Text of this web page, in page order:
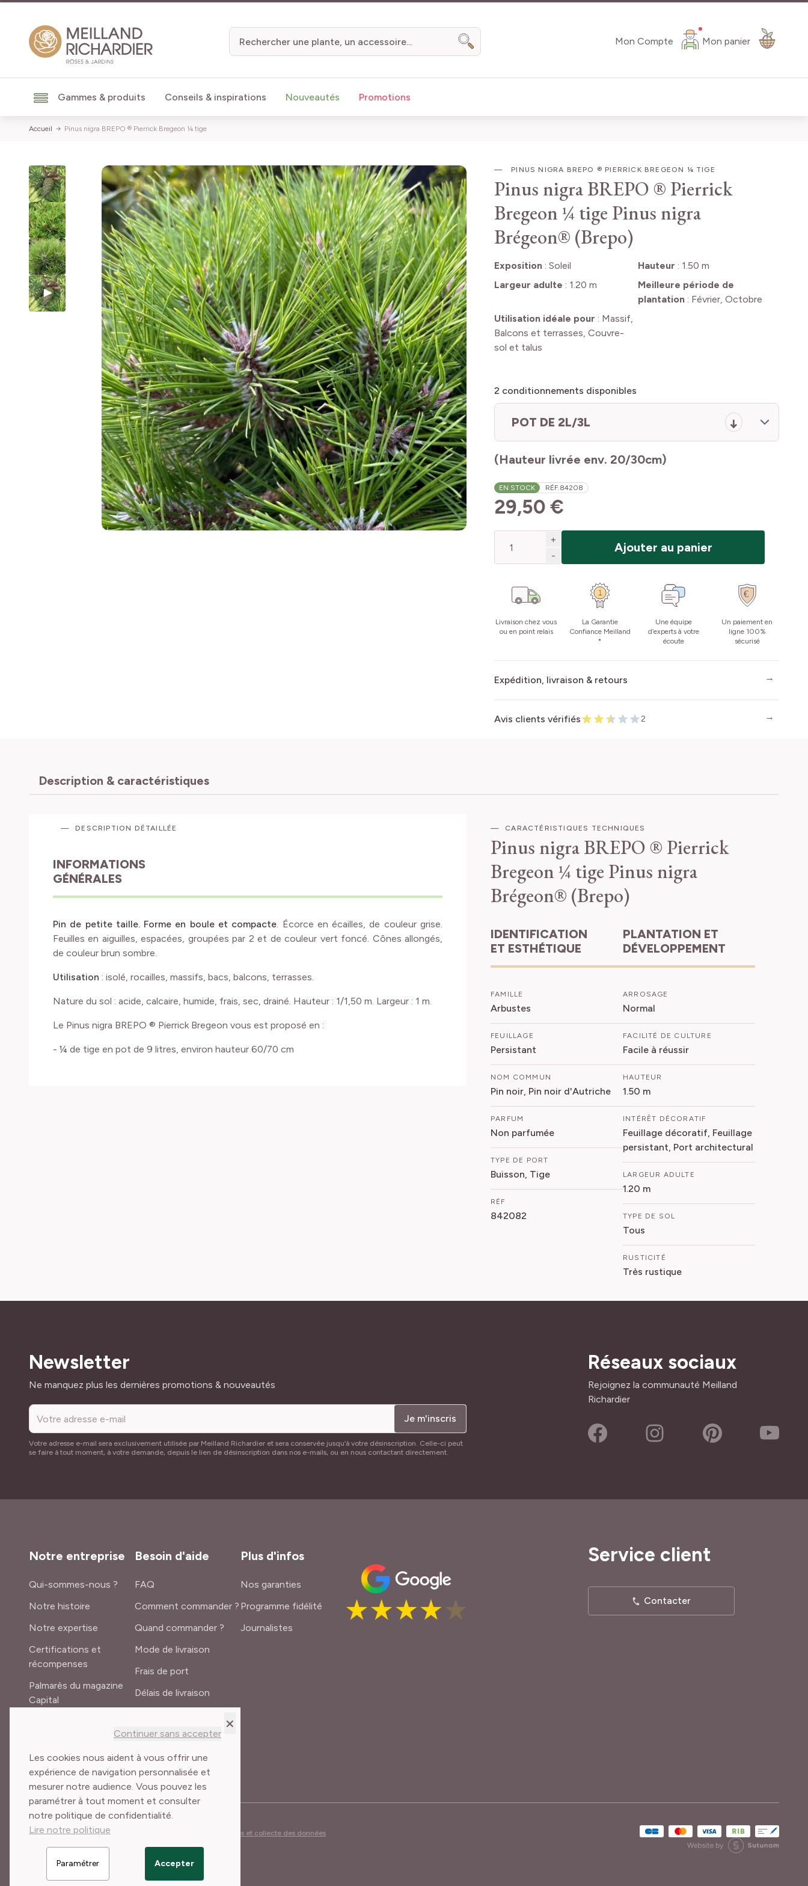
×
Continuer sans accepter
Les cookies nous aident à vous offrir une
expérience de navigation personnalisée et
mesurer notre audience. Vous pouvez les
paramétrer à tout moment et consulter
notre politique de confidentialité.
Lire notre politique
Paramétrer Accepter
Mon Compte Mon panier
Gammes & produits Conseils & inspirations Nouveautés Promotions
Chercher
Accueil Pinus nigra BREPO ® Pierrick Bregeon ¼ tige
PINUS NIGRA BREPO ® PIERRICK BREGEON ¼ TIGE
Pinus nigra BREPO ® Pierrick
Bregeon ¼ tige Pinus nigra
Brégeon® (Brepo)
Exposition: Soleil Hauteur : 1.50 m
Largeur adulte : 1.20 m
Meilleure période de
plantation: Février, Octobre
Utilisation idéale pour : Massif,
Balcons et terrasses, Couvre-
sol et talus
2 conditionnements disponibles
POT DE 2L/3L
(Hauteur livrée env. 20/30cm)
EN STOCK RÉF.84208
29,50 €
+
-
Ajouter au panier
Livraison chez vous
ou en point relais
La Garantie
Confiance Meilland
*
Une équipe
d’experts à votre
écoute
Un paiement en
ligne 100%
sécurisé
Expédition, livraison & retours
Avis clients vérifiés 2
Description & caractéristiques
DESCRIPTION DÉTAILLÉE
INFORMATIONS
GÉNÉRALES
Pin de petite taille. Forme en boule et compacte. Écorce en écailles, de couleur grise.
Feuilles en aiguilles, espacées, groupées par 2 et de couleur vert foncé. Cônes allongés,
de couleur brun sombre.
Utilisation : isolé, rocailles, massifs, bacs, balcons, terrasses.
Nature du sol : acide, calcaire, humide, frais, sec, drainé. Hauteur : 1/1,50 m. Largeur : 1 m.
Le Pinus nigra BREPO ® Pierrick Bregeon vous est proposé en :
- ¼ de tige en pot de 9 litres, environ hauteur 60/70 cm
CARACTÉRISTIQUES TECHNIQUES
Pinus nigra BREPO ® Pierrick
Bregeon ¼ tige Pinus nigra
Brégeon® (Brepo)
IDENTIFICATION
ET ESTHÉTIQUE
FAMILLE
Arbustes
FEUILLAGE
Persistant
NOM COMMUN
Pin noir, Pin noir d'Autriche
PARFUM
Non parfumée
TYPE DE PORT
Buisson, Tige
RÉF
842082
PLANTATION ET
DÉVELOPPEMENT
ARROSAGE
Normal
FACILITÉ DE CULTURE
Facile à réussir
HAUTEUR
1.50 m
INTÉRÊT DÉCORATIF
Feuillage décoratif, Feuillage
persistant, Port architectural
LARGEUR ADULTE
1.20 m
TYPE DE SOL
Tous
RUSTICITÉ
Très rustique
Newsletter
Adresse mail
Ne manquez plus les dernières promotions & nouveautés
Je m'inscris
Votre adresse e-mail sera exclusivement utilisée par Meilland Richardier et sera conservée jusqu’à votre désinscription. Celle-ci peut
se faire à tout moment, à votre demande, depuis le lien de désinscription dans nos e-mails, ou en nous contactant directement.
Réseaux sociaux
Rejoignez la communauté Meilland
Richardier
Notre entreprise
Qui-sommes-nous ?
Notre histoire
Notre expertise
Certifications et
récompenses
Palmarès du magazine
Capital
Besoin d'aide
FAQ
Comment commander ?
Quand commander ?
Mode de livraison
Frais de port
Délais de livraison
Plus d'infos
Nos garanties
Programme fidélité
Journalistes
Service client
Contacter
Conditions Générales de Vente Cookies et collecte des données